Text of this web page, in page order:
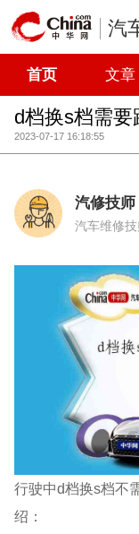
汽
首页 文章
d档换s档需要
2023-07-17 16:18:55
汽修技师
汽车维修
行驶中d档换s档不
绍：